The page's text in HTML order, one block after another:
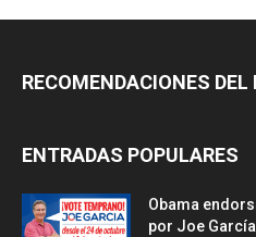
RECOMENDACIONES DEL
ENTRADAS POPULARES
Obama
por Joe García